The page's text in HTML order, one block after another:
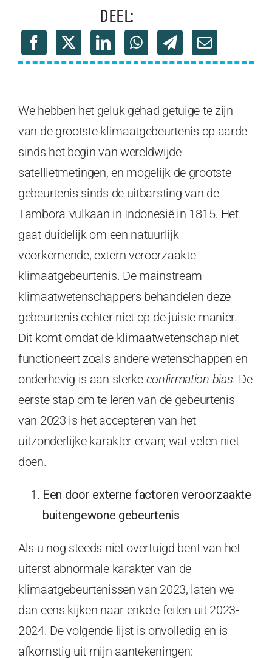
DEEL:
We hebben het geluk gehad getuige te zijn
van de grootste klimaatgebeurtenis op aarde
sinds het begin van wereldwijde
satellietmetingen, en mogelijk de grootste
gebeurtenis sinds de uitbarsting van de
Tambora-vulkaan in Indonesië in 1815. Het
gaat duidelijk om een natuurlijk
voorkomende, extern veroorzaakte
klimaatgebeurtenis. De mainstream-
klimaatwetenschappers behandelen deze
gebeurtenis echter niet op de juiste manier.
Dit komt omdat de klimaatwetenschap niet
functioneert zoals andere wetenschappen en
onderhevig is aan sterke confirmation bias. De
eerste stap om te leren van de gebeurtenis
van 2023 is het accepteren van het
uitzonderlijke karakter ervan; wat velen niet
doen.
Een door externe factoren veroorzaakte
buitengewone gebeurtenis
Als u nog steeds niet overtuigd bent van het
uiterst abnormale karakter van de
klimaatgebeurtenissen van 2023, laten we
dan eens kijken naar enkele feiten uit 2023-
2024. De volgende lijst is onvolledig en is
afkomstig uit mijn aantekeningen: